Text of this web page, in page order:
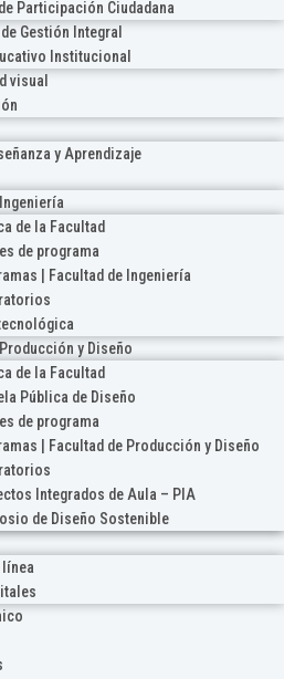
Participación Ciudadana
Gestión Integral
Institucional
visual
y Aprendizaje
de la Facultad
de programa
| Facultad de Ingeniería
y Diseño
de la Facultad
Pública de Diseño
de programa
| Facultad de Producción y Diseño
Integrados de Aula – PIA
de Diseño Sostenible